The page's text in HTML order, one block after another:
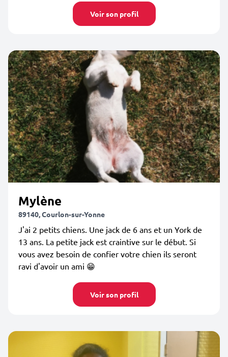
Voir son profil
Mylène
89140, Courlon-sur-Yonne
J'ai 2 petits chiens. Une jack de 6 ans et un York de
13 ans. La petite jack est craintive sur le début. Si
vous avez besoin de confier votre chien ils seront
ravi d'avoir un ami 😁
Voir son profil